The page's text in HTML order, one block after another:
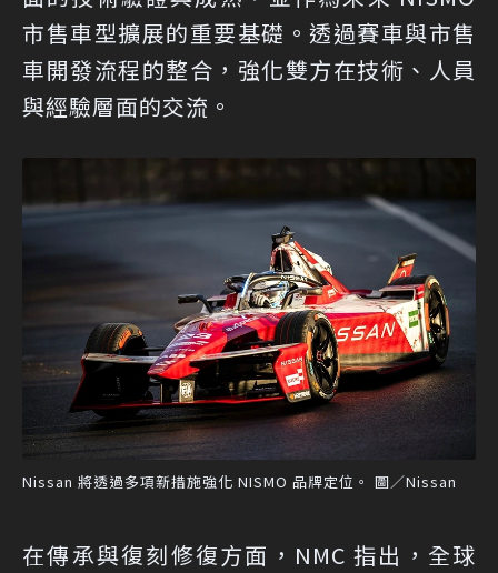
市售車型擴展的重要基礎。透過賽車與市售
車開發流程的整合，強化雙方在技術、人員
與經驗層面的交流。
Nissan 將透過多項新措施強化 NISMO 品牌定位。 圖／Nissan
在傳承與復刻修復方面，NMC 指出，全球